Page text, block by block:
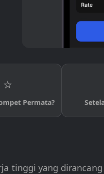
⭐
Permata?
tinggi yang